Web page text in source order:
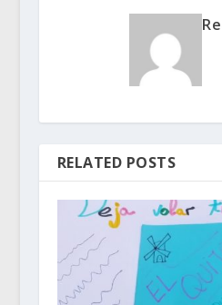
RELATED POSTS